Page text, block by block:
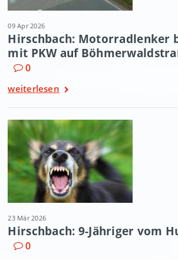
09 Apr 2026
Hirschbach: Motorradlenker
mit PKW auf
0
weiterlesen
23 Mär 2026
Hirschbach: 9-Jähriger vom
0